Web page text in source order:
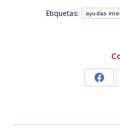
Etiquetas:
ayudas